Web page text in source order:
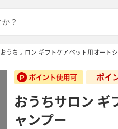
おうちサロン ギフトケアペット用オート
おうちサロン ギ
ャンプー